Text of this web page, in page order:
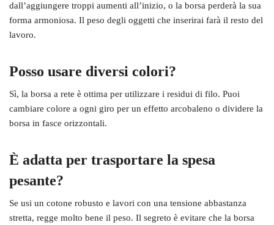
dall’aggiungere troppi aumenti all’inizio, o la borsa perderà la sua
forma armoniosa. Il peso degli oggetti che inserirai farà il resto del
lavoro.
Posso usare diversi colori?
Sì, la borsa a rete è ottima per utilizzare i residui di filo. Puoi
cambiare colore a ogni giro per un effetto arcobaleno o dividere la
borsa in fasce orizzontali.
È adatta per trasportare la spesa
pesante?
Se usi un cotone robusto e lavori con una tensione abbastanza
stretta, regge molto bene il peso. Il segreto è evitare che la borsa